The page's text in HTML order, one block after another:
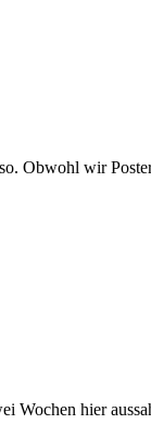
Obwohl wir
Wochen hier